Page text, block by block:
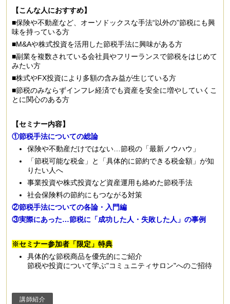
【こんな人におすすめ】
■保険や不動産など、オーソドックスな手法“以外の”節税にも興
味を持っている方
■M&Aや株式投資を活用した節税手法に興味がある方
■副業を複数されている会社員やフリーランスで節税をはじめて
みたい方
■株式やFX投資により多額の含み益が生じている方
■節税のみならずインフレ経済でも資産を安全に増やしていくこ
とに関心のある方
【セミナー内容】
①節税手法についての総論
保険や不動産だけではない…節税の「最新ノウハウ」
「節税可能な税金」と「具体的に節約できる税金額」が知
りたい人へ
事業投資や株式投資など資産運用も絡めた節税手法
社会保険料の節約にもつながる対策
②節税手法についての各論・入門編
③実際にあった…節税に「成功した人・失敗した人」の事例
※セミナー参加者「限定」特典
具体的な節税商品を優先的にご紹介
節税や投資について学ぶ"コミュニティサロン"へのご招待
講師紹介